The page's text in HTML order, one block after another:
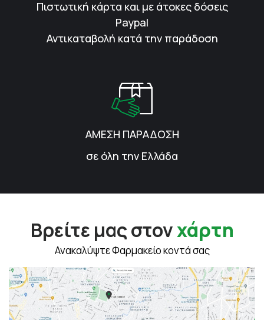
Πιστωτική κάρτα και με άτοκες δόσεις
Paypal
Αντικαταβολή κατά την παράδοση
ΑΜΕΣΗ ΠΑΡΑΔΟΣΗ
σε όλη την Ελλάδα
Βρείτε μας στονχάρτη
Ανακαλύψτε Φαρμακείο κοντά σας